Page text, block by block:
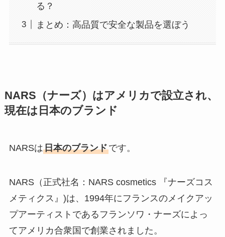
る？
まとめ：高品質で安全な製品を選ぼう
NARS（ナーズ）はアメリカで設立され、
現在は日本のブランド
NARSは日本のブランドです。
NARS（正式社名：NARS cosmetics 『ナーズコス
メティクス』)は、1994年にフランスのメイクアッ
プアーティストであるフランソワ・ナーズによっ
てアメリカ合衆国で創業されました。